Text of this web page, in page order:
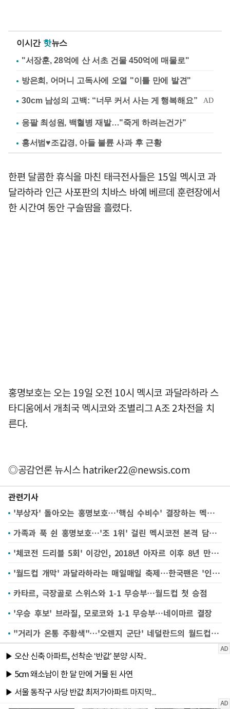
이시간 핫뉴스
"서장훈, 28억에 산 서초 건물 450억에 매물로"
방은희, 어머니 고독사에 오열 "이틀 만에 발견"
응팔 최성원, 백혈병 재발…"죽게 하려는건가"
홍서범♥조갑경, 아들 불륜 사과 후 근황
한편 달콤한 휴식을 마친 태극전사들은 15일 멕시코 과
달라하라 인근 사포판의 치바스 바예 베르데 훈련장에서
한 시간여 동안 구슬땀을 흘렸다.
홍명보호는 오는 19일 오전 10시 멕시코 과달라하라 스
타디움에서 개최국 멕시코와 조별리그 A조 2차전을 치
른다.
◎공감언론 뉴시스hatriker22@newsis.com
관련기사
'부상자' 돌아오는 홍명보호…'핵심 수비수' 결장하는 멕시코
가족과 푹 쉰 홍명보호…'조 1위' 걸린 멕시코전 본격 담금질
'체코전 드리블 5회' 이강인, 2018년 아자르 이후 8년 만에 진기록
'월드컵 개막' 과달라하라는 매일매일 축제…한국팬은 '인기 만점'
카타르, 극장골로 스위스와 1-1 무승부…월드컵 첫 승점
'우승 후보' 브라질, 모로코와 1-1 무승부…네이마르 결장
"거리가 온통 주황색"…'오렌지 군단' 네덜란드의 월드컵맞이